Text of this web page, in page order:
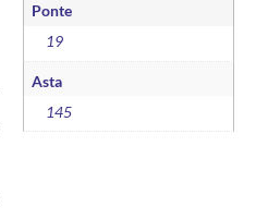
Ponte
19
Asta
145